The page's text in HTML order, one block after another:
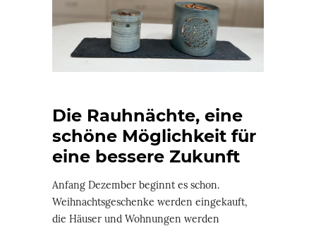
Die Rauhnächte, eine
schöne Möglichkeit für
eine bessere Zukunft
Anfang Dezember beginnt es schon.
Weihnachtsgeschenke werden eingekauft,
die Häuser und Wohnungen werden